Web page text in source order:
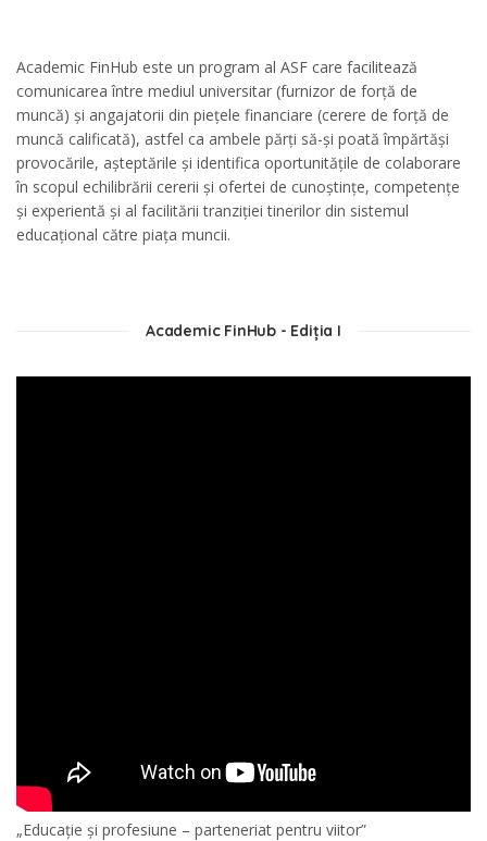
Academic FinHub este un program al ASF care facilitează
comunicarea între mediul universitar (furnizor de forță de
muncă) și angajatorii din piețele financiare (cerere de forță de
muncă calificată), astfel ca ambele părți să-și poată împărtăși
provocările, așteptările și identifica oportunitățile de colaborare
în scopul echilibrării cererii și ofertei de cunoștințe, competențe
și experientă și al facilitării tranziției tinerilor din sistemul
educațional către piața muncii.
Academic FinHub - Ediția I
„Educație și profesiune – parteneriat pentru viitor”